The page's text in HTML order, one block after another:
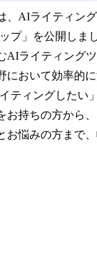
AIライティン
プ」を公開しまし
ライティング
おいて効率的
ティングしたい
持ちの方から
悩みの方まで